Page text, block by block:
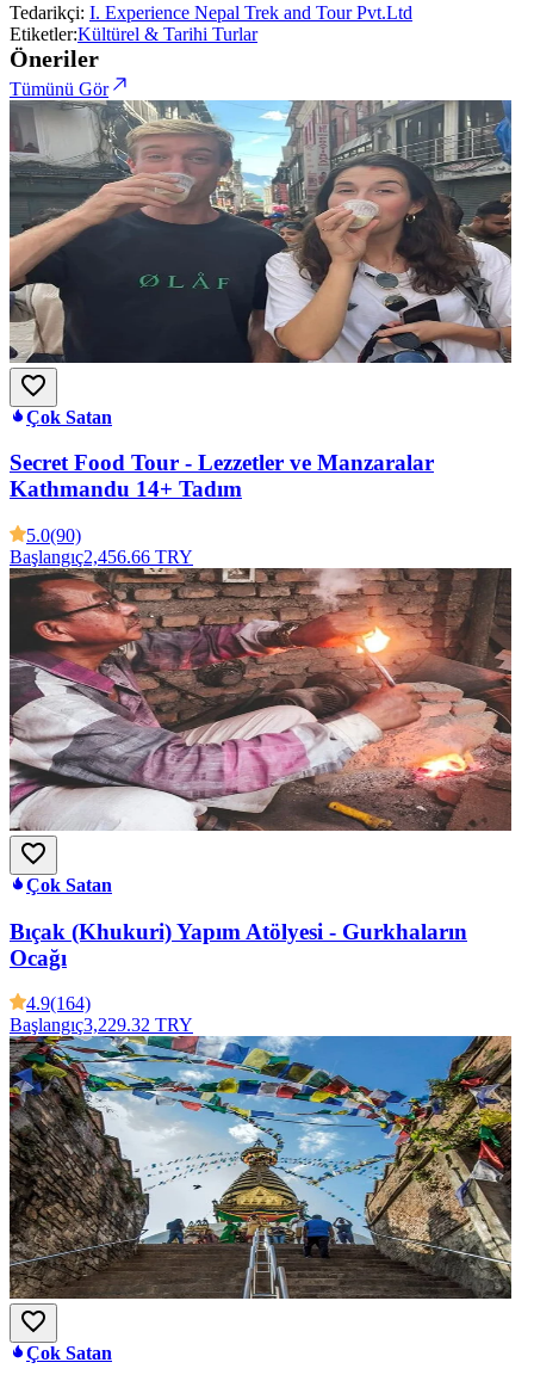
Tedarikçi: I. Experience Nepal Trek and Tour Pvt.Ltd
Etiketler:Kültürel & Tarihi Turlar
Öneriler
Tümünü Gör
Çok Satan
Secret Food Tour - Lezzetler ve Manzaralar
Kathmandu 14+ Tadım
5.0(90)
Başlangıç2,456.66 TRY
Çok Satan
Bıçak (Khukuri) Yapım Atölyesi - Gurkhaların
Ocağı
4.9(164)
Başlangıç3,229.32 TRY
Çok Satan